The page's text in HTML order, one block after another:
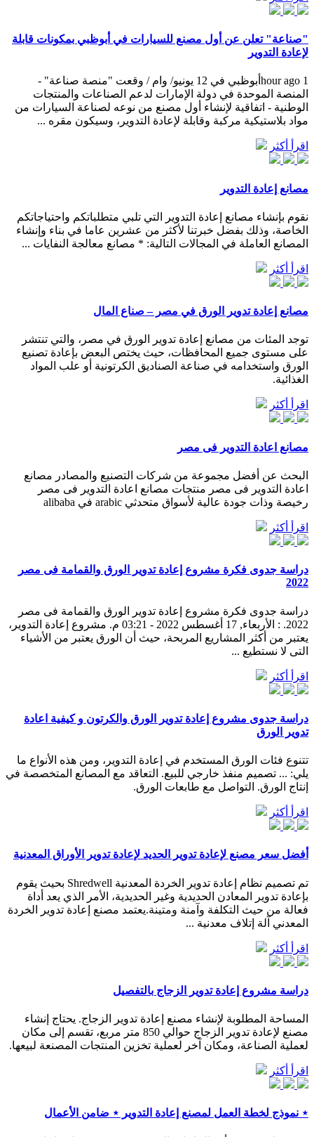
"صناعة" تعلن عن أول مصنع للسيارات في أبوظبي بمكونات قابلة
لإعادة التدوير
1 hour agoأبوظبي في 12 يونيو/ وام / وقعت "منصة صناعة" -
المنصة الموحدة في دولة الإمارات لدعم الصناعات والمنتجات
الوطنية - اتفاقية لإنشاء أول مصنع من نوعه لصناعة السيارات من
مواد بلاستيكية مركبة وقابلة لإعادة التدوير، وسيكون مقره ...
اقرأ أكثر
مصانع إعادة التدوير
نقوم بإنشاء مصانع إعادة التدوير التي تلبي متطلباتكم واحتياجاتكم
الخاصة، وذلك بفضل خبرتنا لأكثر من عشرين عاما في بناء وإنشاء
المصانع العاملة في المجالات التالية: * مصانع معالجة النفايات ...
اقرأ أكثر
مصانع إعادة تدوير الورق في مصر – صناع المال
توجد المئات من مصانع إعادة تدوير الورق في مصر، والتي تنتشر
على مستوى جميع المحافظات، حيث يختص البعض بإعادة تصنيع
الورق واستخدامه في صناعة الصناديق الكرتونية أو علب المواد
الغذائية.
اقرأ أكثر
مصانع اعادة التدوير فى مصر
البحث عن أفضل مجموعة من شركات التصنيع والمصادر مصانع
اعادة التدوير فى مصر منتجات مصانع اعادة التدوير فى مصر
رخيصة وذات جودة عالية لأسواق متحدثي arabic في alibaba
اقرأ أكثر
دراسة جدوى فكرة مشروع إعادة تدوير الورق والقمامة فى مصر
2022
دراسة جدوى فكرة مشروع إعادة تدوير الورق والقمامة فى مصر
2022. : الأربعاء, 17 أغسطس 2022 - 03:21 م. مشروع إعادة التدوير،
يعتبر من أكثر المشاريع المربحة، حيث أن الورق يعتبر من الأشياء
التى لا نستطيع ...
اقرأ أكثر
دراسة جدوى مشروع إعادة تدوير الورق والكرتون و كيفية اعادة
تدوير الورق
تتنوع فئات الورق المستخدم في إعادة التدوير، ومن هذه الأنواع ما
يلي: ... تصميم منفذ خارجي للبيع. التعاقد مع المصانع المتخصصة في
إنتاج الورق. التواصل مع طابعات الورق.
اقرأ أكثر
أفضل سعر مصنع لإعادة تدوير الحديد لإعادة تدوير الأوراق المعدنية
تم تصميم نظام إعادة تدوير الخردة المعدنية Shredwell بحيث يقوم
بإعادة تدوير المعادن الحديدية وغير الحديدية، الأمر الذي يعد أداة
فعالة من حيث التكلفة وآمنة ومتينة.يعتمد مصنع إعادة تدوير الخردة
المعدني آلة إتلاف معدنية ...
اقرأ أكثر
دراسة مشروع إعادة تدوير الزجاج بالتفصيل
المساحة المطلوبة لإنشاء مصنع إعادة تدوير الزجاج. يحتاج إنشاء
مصنع لإعادة تدوير الزجاج حوالي 850 متر مربع، تقسم إلى مكان
لعملية الصناعة، ومكان آخر لعملية تخزين المنتجات المصنعة لبيعها.
اقرأ أكثر
⋆ نموذج لخطة العمل لمصنع إعادة التدوير ⋆ ضامن الأعمال